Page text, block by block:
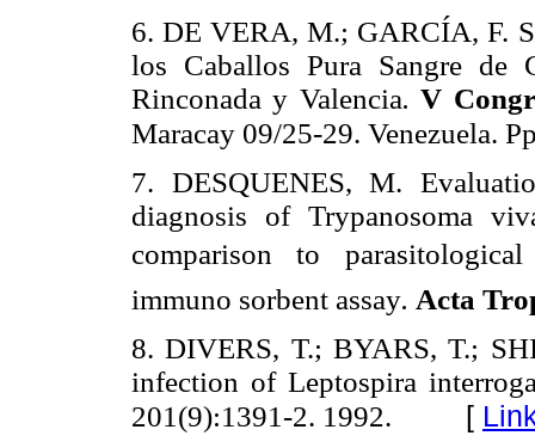
6. DE VERA, M.; GARCÍA, F.
los Caballos Pura Sangre de
Rinconada y Valencia. V
Maracay 09/25-29. Venezuela.
7. DESQUENES, M.
diagnosis of Trypanosoma
comparison to parasitological
immuno sorbent assay. Acta
8. DIVERS, T.; BYARS, T.;
infection of Leptospira
201(9):1391-2. 1992.
[